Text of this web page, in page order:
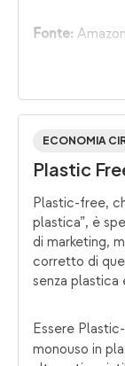
Fonte:
ECONOMIA
Plastic
Plastic-free,
plastica”, è
di marketing,
corretto di
senza plastica
Essere
monouso in